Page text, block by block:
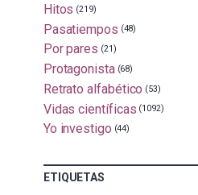
Hitos (219)
Pasatiempos (48)
Por pares (21)
Protagonista (68)
Retrato alfabético (53)
Vidas científicas (1092)
Yo investigo (44)
ETIQUETAS